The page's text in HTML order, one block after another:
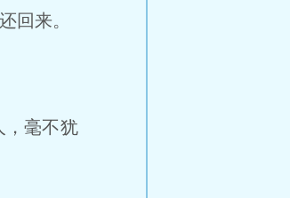
回来。
，毫不犹